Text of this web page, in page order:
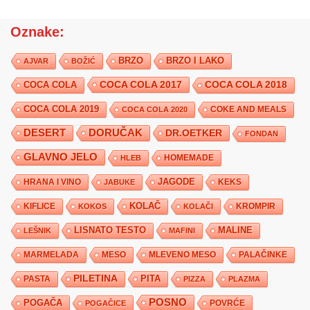
Oznake:
AJVAR BOŽIĆ BRZO BRZO I LAKO
COCA COLA COCA COLA 2017 COCA COLA 2018
COCA COLA 2019 COCA COLA 2020 COKE AND MEALS
DESERT DORUČAK DR.OETKER FONDAN
GLAVNO JELO HLEB HOMEMADE
HRANA I VINO JABUKE JAGODE KEKS
KIFLICE KOKOS KOLAČ KOLAČI KROMPIR
LEŠNIK LISNATO TESTO MAFINI MALINE
MARMELADA MESO MLEVENO MESO PALAČINKE
PASTA PILETINA PITA PIZZA PLAZMA
POGAČA POGAČICE POSNO POVRĆE